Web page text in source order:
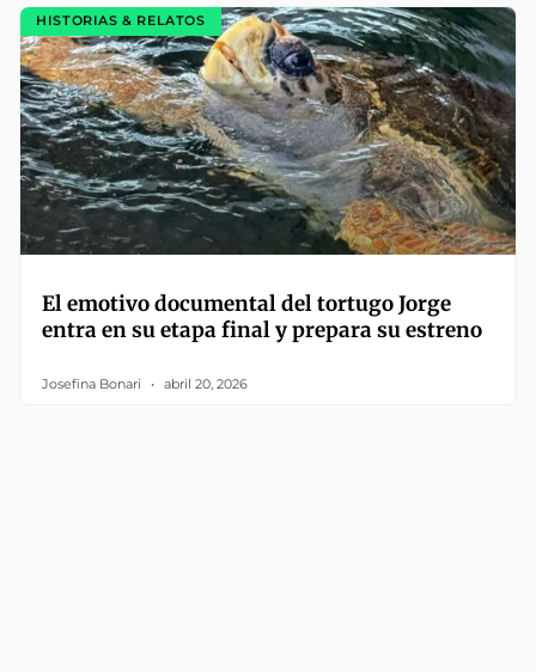
HISTORIAS & RELATOS
El emotivo documental del tortugo Jorge
entra en su etapa final y prepara su estreno
Josefina Bonari abril 20, 2026